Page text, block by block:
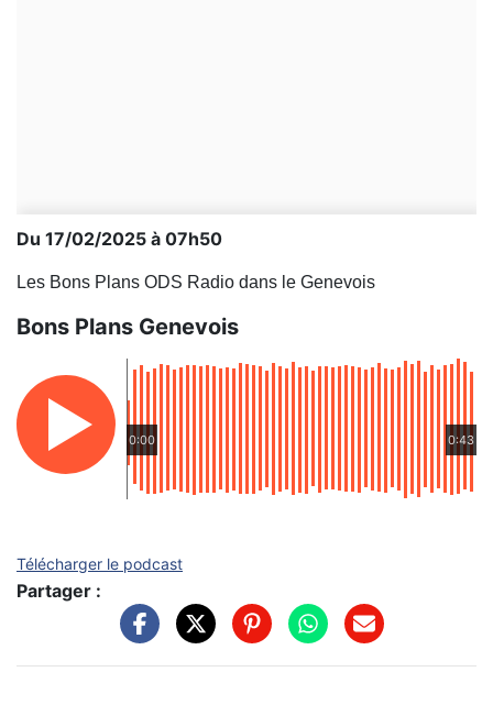
Du 17/02/2025 à 07h50
Les Bons Plans ODS Radio dans le Genevois
Bons Plans Genevois
0:00 0:43
Télécharger le podcast
Partager :